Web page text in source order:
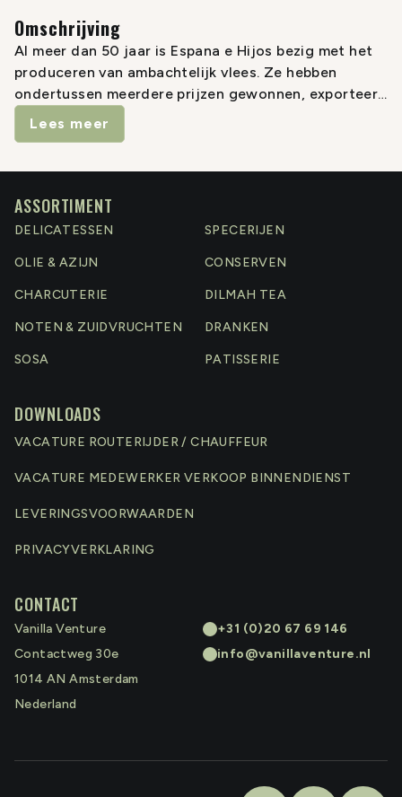
Omschrijving
Al meer dan 50 jaar is Espana e Hijos bezig met het
produceren van ambachtelijk vlees. Ze hebben
ondertussen meerdere prijzen gewonnen, exporteert
naar 70 verschillende landen en heeft kwaliteit hoog
in het vaandel.
Lees meer
ASSORTIMENT
DELICATESSEN SPECERIJEN
OLIE & AZIJN CONSERVEN
CHARCUTERIE DILMAH TEA
NOTEN & ZUIDVRUCHTEN DRANKEN
SOSA PATISSERIE
DOWNLOADS
VACATURE ROUTERIJDER / CHAUFFEUR
VACATURE MEDEWERKER VERKOOP BINNENDIENST
LEVERINGSVOORWAARDEN
PRIVACYVERKLARING
CONTACT
Vanilla Venture
Contactweg 30e
1014 AN Amsterdam
Nederland
+31 (0)20 67 69 146
info@vanillaventure.nl